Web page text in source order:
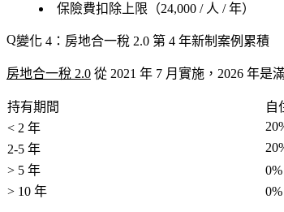
保險費扣除上限（24,000 / 人 / 年）
變化 4：房地合一稅 2.0 第 4 年新制案例累積
房地合一稅 2.0 從 2021 年 7 月實施，2026 年是
持有期間 自
< 2 年
2-5 年
> 5 年
> 10 年